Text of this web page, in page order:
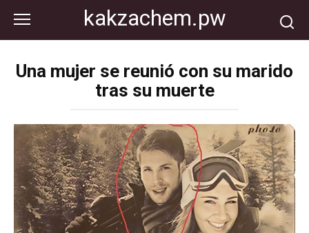
контенту
kakzachem.pw
Una mujer se reunió con su marido
tras su muerte